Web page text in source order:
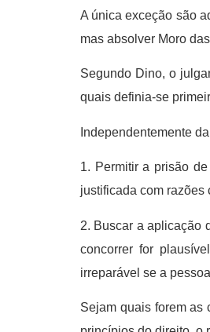
A única exceção são
mas absolver Moro
Segundo Dino, o
quais definia-se
Independentemente
1. Permitir a prisão
justificada com razões
2. Buscar a aplicação
concorrer for
irreparável se a
Sejam quais forem as